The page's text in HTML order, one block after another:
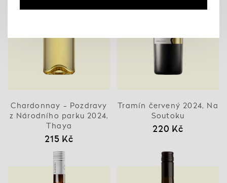
Chardonnay - Pozdravy
z Národního parku 2024,
Thaya
215 Kč
Tramín červený 2024, Na
Soutoku
220 Kč